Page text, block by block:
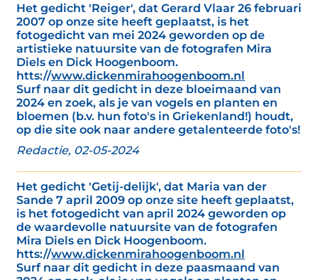
Het gedicht 'Reiger', dat Gerard Vlaar 26 februari
2007 op onze site heeft geplaatst, is het
fotogedicht van mei 2024 geworden op de
artistieke natuursite van de fotografen Mira
Diels en Dick Hoogenboom.
htts://www.dickenmirahoogenboom.nl
Surf naar dit gedicht in deze bloeimaand van
2024 en zoek, als je van vogels en planten en
bloemen (b.v. hun foto's in Griekenland!) houdt,
op die site ook naar andere getalenteerde foto's!
Redactie, 02-05-2024
Het gedicht 'Getij-delijk', dat Maria van der
Sande 7 april 2009 op onze site heeft geplaatst,
is het fotogedicht van april 2024 geworden op
de waardevolle natuursite van de fotografen
Mira Diels en Dick Hoogenboom.
htts://www.dickenmirahoogenboom.nl
Surf naar dit gedicht in deze paasmaand van